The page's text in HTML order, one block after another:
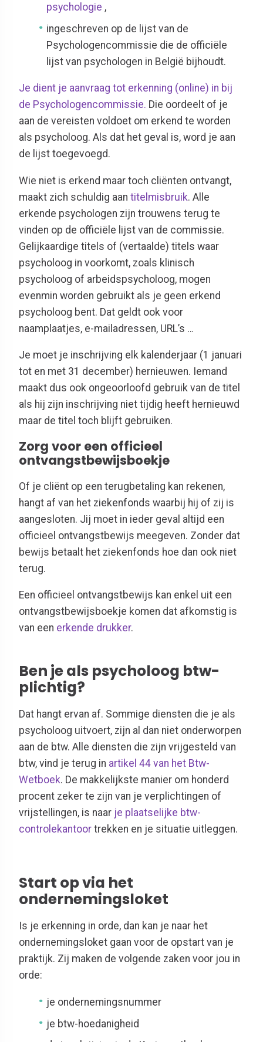
psychologie ,
ingeschreven op de lijst van de
Psychologencommissie die de officiële
lijst van psychologen in België bijhoudt.
Je dient je aanvraag tot erkenning (online) in bij
de Psychologencommissie. Die oordeelt of je
aan de vereisten voldoet om erkend te worden
als psycholoog. Als dat het geval is, word je aan
de lijst toegevoegd.
Wie niet is erkend maar toch cliënten ontvangt,
maakt zich schuldig aan titelmisbruik. Alle
erkende psychologen zijn trouwens terug te
vinden op de officiële lijst van de commissie.
Gelijkaardige titels of (vertaalde) titels waar
psycholoog in voorkomt, zoals klinisch
psycholoog of arbeidspsycholoog, mogen
evenmin worden gebruikt als je geen erkend
psycholoog bent. Dat geldt ook voor
naamplaatjes, e-mailadressen, URL’s …
Je moet je inschrijving elk kalenderjaar (1 januari
tot en met 31 december) hernieuwen. Iemand
maakt dus ook ongeoorloofd gebruik van de titel
als hij zijn inschrijving niet tijdig heeft hernieuwd
maar de titel toch blijft gebruiken.
Zorg voor een officieel
ontvangstbewijsboekje
Of je cliënt op een terugbetaling kan rekenen,
hangt af van het ziekenfonds waarbij hij of zij is
aangesloten. Jij moet in ieder geval altijd een
officieel ontvangstbewijs meegeven. Zonder dat
bewijs betaalt het ziekenfonds hoe dan ook niet
terug.
Een officieel ontvangstbewijs kan enkel uit een
ontvangstbewijsboekje komen dat afkomstig is
van een erkende drukker.
Ben je als psycholoog btw-
plichtig?
Dat hangt ervan af. Sommige diensten die je als
psycholoog uitvoert, zijn al dan niet onderworpen
aan de btw. Alle diensten die zijn vrijgesteld van
btw, vind je terug in artikel 44 van het Btw-
Wetboek. De makkelijkste manier om honderd
procent zeker te zijn van je verplichtingen of
vrijstellingen, is naar je plaatselijke btw-
controlekantoor trekken en je situatie uitleggen.
Start op via het
ondernemingsloket
Is je erkenning in orde, dan kan je naar het
ondernemingsloket gaan voor de opstart van je
praktijk. Zij maken de volgende zaken voor jou in
orde:
je ondernemingsnummer
je btw-hoedanigheid